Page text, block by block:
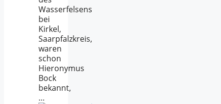
Wasserfelsens
bei
Kirkel,
Saarpfalzkreis,
waren
schon
Hieronymus
Bock
bekannt,
…